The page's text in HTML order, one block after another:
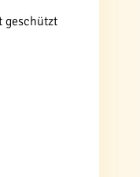
geschützt